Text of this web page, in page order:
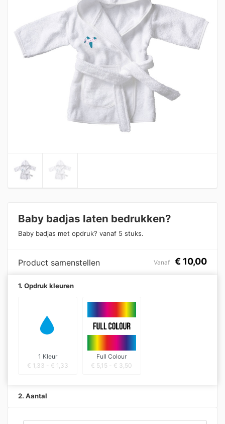
Baby badjas laten bedrukken?
Baby badjas met opdruk? vanaf 5 stuks.
Product samenstellen Vanaf € 10,00
1. Opdruk kleuren
1 Kleur
€ 1,33 - € 1,33
Full Colour
€ 5,15 - € 3,50
2. Aantal